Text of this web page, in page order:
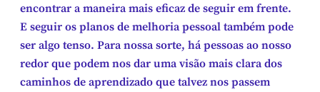
encontrar a maneira mais eficaz de seguir em frente.
E seguir os planos de melhoria pessoal também pode
ser algo tenso. Para nossa sorte, há pessoas ao nosso
redor que podem nos dar uma visão mais clara dos
caminhos de aprendizado que talvez nos passem